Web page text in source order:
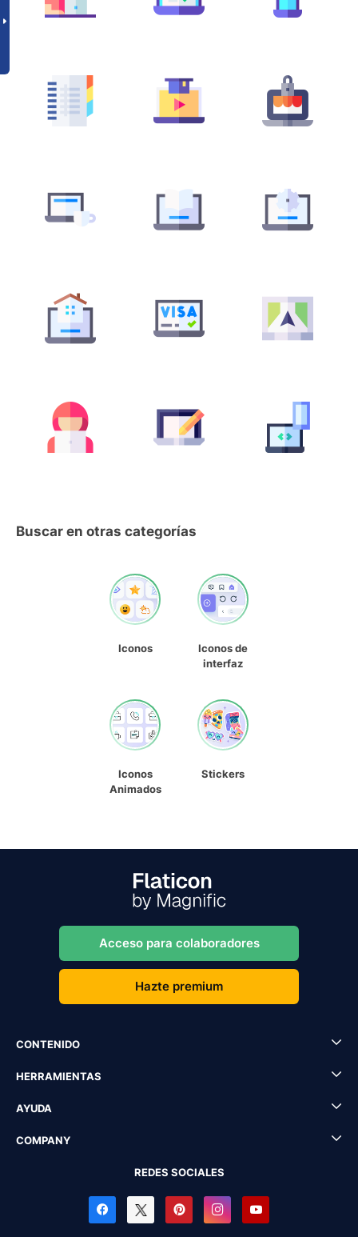
Buscar en otras categorías
Iconos
Iconos de
interfaz
Iconos
Animados
Stickers
Acceso para colaboradores
Hazte premium
CONTENIDO
HERRAMIENTAS
AYUDA
COMPANY
REDES SOCIALES